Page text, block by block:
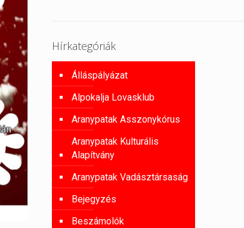
Hírkategóriák
Álláspályázat
Alpokalja Lovasklub
Aranypatak Asszonykórus
Aranypatak Kulturális
Alapítvány
Aranypatak Vadásztársaság
Bejegyzés
Beszámolók